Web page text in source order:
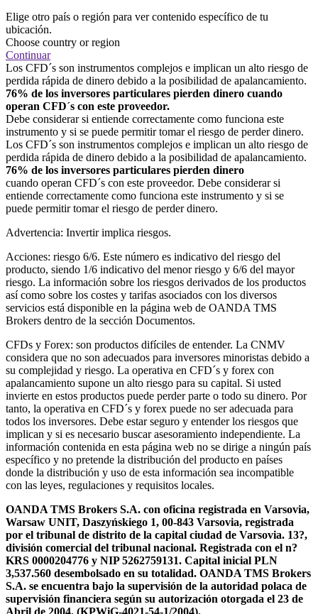
Elige otro país o región para ver contenido específico de tu
ubicación.
Choose country or region
Continuar
Los CFD´s son instrumentos complejos e implican un alto riesgo de
perdida rápida de dinero debido a la posibilidad de apalancamiento.
76% de los inversores particulares pierden dinero cuando
operan CFD´s con este proveedor.
Debe considerar si entiende correctamente como funciona este
instrumento y si se puede permitir tomar el riesgo de perder dinero.
Los CFD´s son instrumentos complejos e implican un alto riesgo de
perdida rápida de dinero debido a la posibilidad de apalancamiento.
76% de los inversores particulares pierden dinero
cuando operan CFD´s con este proveedor. Debe considerar si
entiende correctamente como funciona este instrumento y si se
puede permitir tomar el riesgo de perder dinero.
Advertencia: Invertir implica riesgos.
Acciones: riesgo 6/6. Este número es indicativo del riesgo del
producto, siendo 1/6 indicativo del menor riesgo y 6/6 del mayor
riesgo. La información sobre los riesgos derivados de los productos
así como sobre los costes y tarifas asociados con los diversos
servicios está disponible en la página web de OANDA TMS
Brokers dentro de la sección Documentos.
CFDs y Forex: son productos difíciles de entender. La CNMV
considera que no son adecuados para inversores minoristas debido a
su complejidad y riesgo. La operativa en CFD´s y forex con
apalancamiento supone un alto riesgo para su capital. Si usted
invierte en estos productos puede perder parte o todo su dinero. Por
tanto, la operativa en CFD´s y forex puede no ser adecuada para
todos los inversores. Debe estar seguro y entender los riesgos que
implican y si es necesario buscar asesoramiento independiente. La
información contenida en esta página web no se dirige a ningún país
específico y no pretende la distribución del producto en países
donde la distribución y uso de esta información sea incompatible
con las leyes, regulaciones y requisitos locales.
OANDA TMS Brokers S.A. con oficina registrada en Varsovia,
Warsaw UNIT, Daszyńskiego 1, 00-843 Varsovia, registrada
por el tribunal de distrito de la capital ciudad de Varsovia. 13?,
división comercial del tribunal nacional. Registrada con el n?
KRS 0000204776 y NIP 5262759131. Capital inicial PLN
3,537.560 desembolsado en su totalidad. OANDA TMS Brokers
S.A. se encuentra bajo la supervisión de la autoridad polaca de
supervisión financiera según su autorización otorgada el 23 de